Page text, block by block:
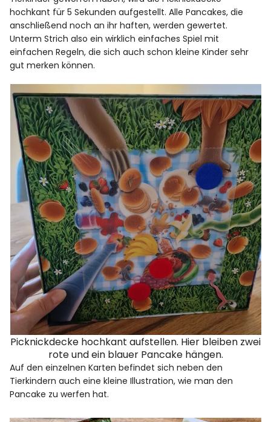
hochkant für 5 Sekunden aufgestellt. Alle Pancakes, die
anschließend noch an ihr haften, werden gewertet.
Unterm Strich also ein wirklich einfaches Spiel mit
einfachen Regeln, die sich auch schon kleine Kinder sehr
gut merken können.
Picknickdecke hochkant aufstellen. Hier bleiben zwei
rote und ein blauer Pancake hängen.
Auf den einzelnen Karten befindet sich neben den
Tierkindern auch eine kleine Illustration, wie man den
Pancake zu werfen hat.